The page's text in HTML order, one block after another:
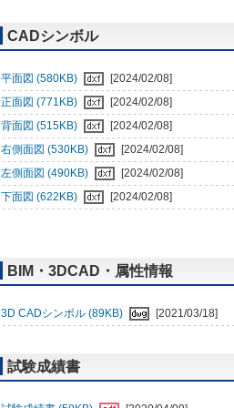
CADシンボル
平面図 (580KB)
[2024/02/08]
正面図 (771KB)
[2024/02/08]
背面図 (515KB)
[2024/02/08]
右側面図 (530KB)
[2024/02/08]
左側面図 (490KB)
[2024/02/08]
下面図 (622KB)
[2024/02/08]
BIM・3DCAD・属性情報
3D CADシンボル (89KB) [2021/03/18]
試験成績書